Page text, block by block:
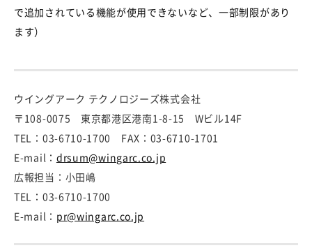
で追加されている機能が使用できないなど、一部制限があり
ます）
ウイングアーク テクノロジーズ株式会社
〒108-0075 東京都港区港南1-8-15 Wビル14F
TEL：03-6710-1700 FAX：03-6710-1701
E-mail： drsum@wingarc.co.jp
広報担当：小田嶋
TEL：03-6710-1700
E-mail： pr@wingarc.co.jp